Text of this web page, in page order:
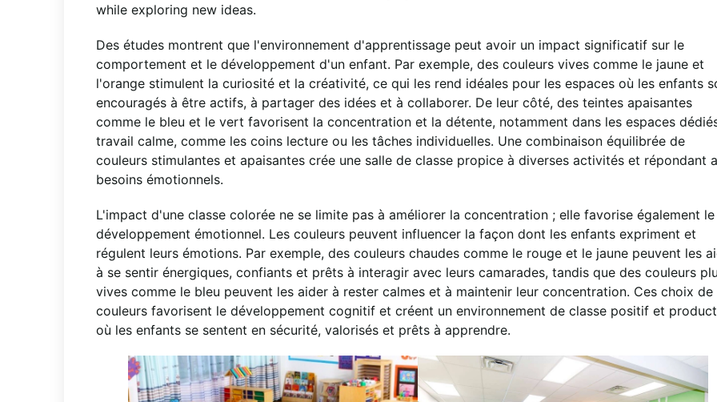
while exploring new ideas.
Des études montrent que l'environnement d'apprentissage peut avoir un impact significatif sur le
comportement et le développement d'un enfant. Par exemple, des couleurs vives comme le jaune et
l'orange stimulent la curiosité et la créativité, ce qui les rend idéales pour les espaces où les enfants
encouragés à être actifs, à partager des idées et à collaborer. De leur côté, des teintes apaisantes
comme le bleu et le vert favorisent la concentration et la détente, notamment dans les espaces
travail calme, comme les coins lecture ou les tâches individuelles. Une combinaison équilibrée de
couleurs stimulantes et apaisantes crée une salle de classe propice à diverses activités et répondant
besoins émotionnels.
L'impact d'une classe colorée ne se limite pas à améliorer la concentration ; elle favorise également le
développement émotionnel. Les couleurs peuvent influencer la façon dont les enfants expriment et
régulent leurs émotions. Par exemple, des couleurs chaudes comme le rouge et le jaune peuvent les
à se sentir énergiques, confiants et prêts à interagir avec leurs camarades, tandis que des couleurs
vives comme le bleu peuvent les aider à rester calmes et à maintenir leur concentration. Ces choix de
couleurs favorisent le développement cognitif et créent un environnement de classe positif et
où les enfants se sentent en sécurité, valorisés et prêts à apprendre.